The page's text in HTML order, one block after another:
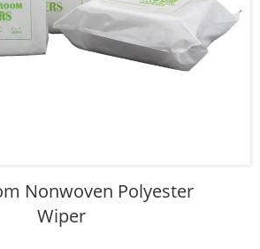
Nonwoven Polyester
Wiper